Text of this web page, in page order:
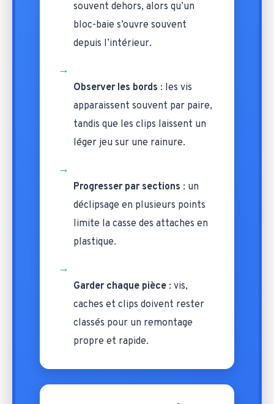
souvent dehors, alors qu’un
bloc-baie s’ouvre souvent
depuis l’intérieur.
→
Observer les bords : les vis
apparaissent souvent par paire,
tandis que les clips laissent un
léger jeu sur une rainure.
→
Progresser par sections : un
déclipsage en plusieurs points
limite la casse des attaches en
plastique.
→
Garder chaque pièce : vis,
caches et clips doivent rester
classés pour un remontage
propre et rapide.